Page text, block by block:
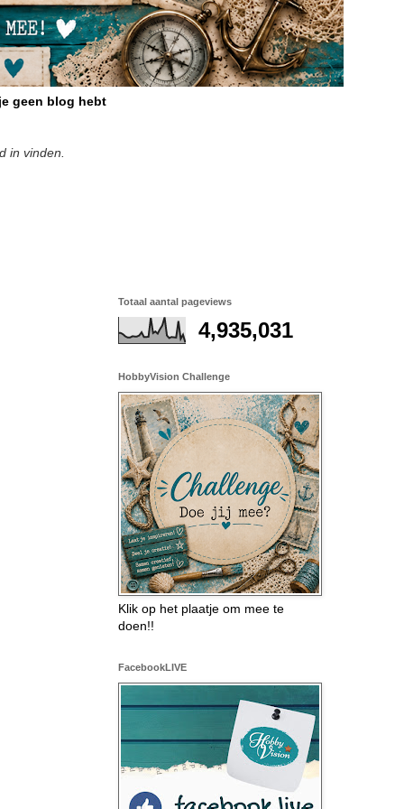
geen blog hebt
in vinden.
Totaal aantal pageviews
4,935,031
HobbyVision Challenge
Klik op het plaatje om mee te
doen!!
FacebookLIVE